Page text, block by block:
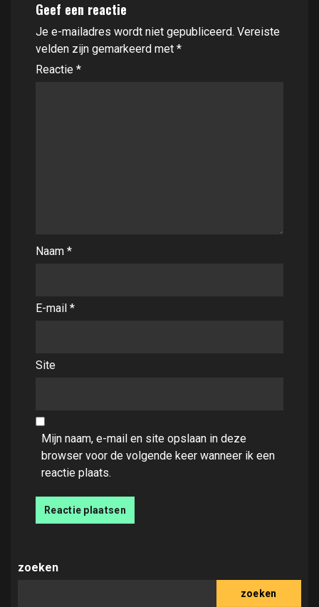
Geef een reactie
Je e-mailadres wordt niet gepubliceerd. Vereiste
velden zijn gemarkeerd met *
Reactie *
Naam *
E-mail *
Site
Mijn naam, e-mail en site opslaan in deze
browser voor de volgende keer wanneer ik een
reactie plaats.
zoeken
zoeken